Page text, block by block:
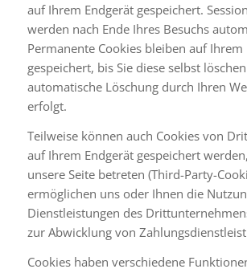
auf Ihrem Endgerät gespeichert.
werden nach Ende Ihres Besuchs
Permanente Cookies bleiben auf Ihrem
gespeichert, bis Sie diese selbst
automatische Löschung durch Ihren
erfolgt.
Teilweise können auch Cookies von
auf Ihrem Endgerät gespeichert
unsere Seite betreten (Third-Party-
ermöglichen uns oder Ihnen die
Dienstleistungen des
zur Abwicklung von
Cookies haben verschiedene